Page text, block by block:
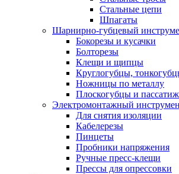
Стальные цепи
Шпагаты
Шарнирно-губцевый
Бокорезы и кусачки
Болторезы
Клещи и щипцы
Круглогубцы,
Ножницы по металлу
Плоскогубцы и
Электромонтажный
Для снятия изоляции
Кабелерезы
Пинцеты
Пробники напряжения
Ручные пресс-клещи
Прессы для опрессовки